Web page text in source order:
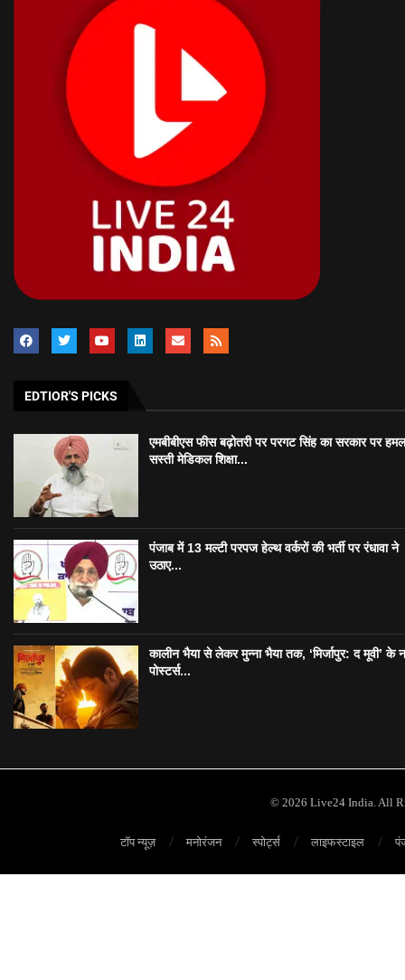
EDTIOR'S PICKS
एमबीबीएस फीस बढ़ोतरी पर परगट सिंह का सरकार पर
सस्ती मेडिकल शिक्षा...
पंजाब में 13 मल्टी परपज हेल्थ वर्करों की भर्ती पर रंधावा ने
उठाए...
कालीन भैया से लेकर मुन्ना भैया तक, ‘मिर्जापुर: द मूवी’ के
पोस्टर्स...
© 2026 Live24 India. All
टॉप न्यूज़ मनोरंजन स्पोर्ट्स लाइफस्टाइल